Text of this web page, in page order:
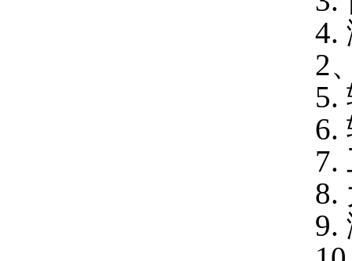
4.
2
5.
6.
7.
8.
9.